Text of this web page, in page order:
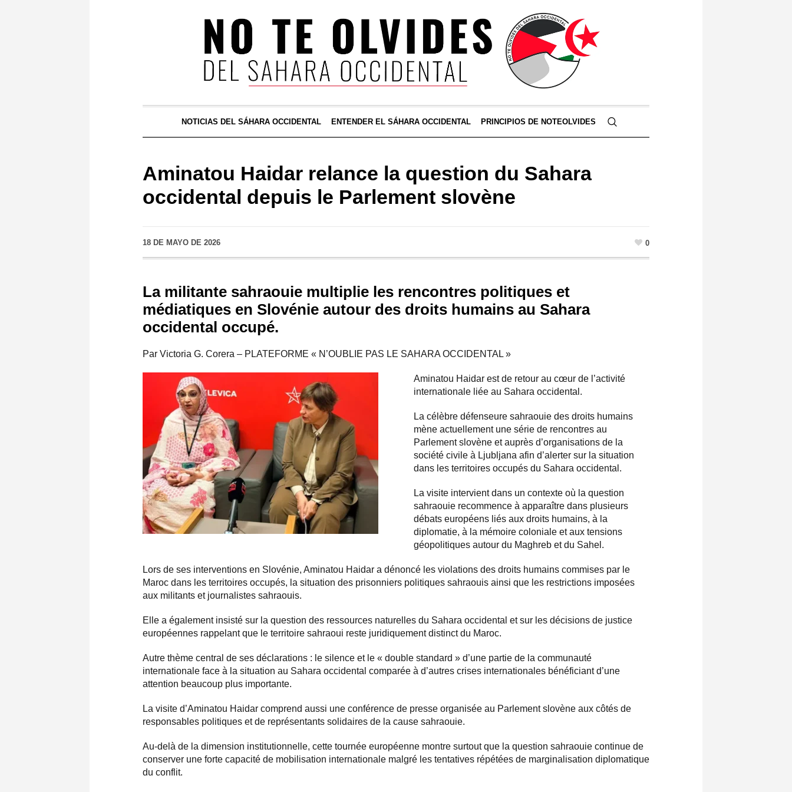
NOTICIAS DEL SÁHARA OCCIDENTAL ENTENDER EL SÁHARA OCCIDENTAL PRINCIPIOS DE NOTEOLVIDES
Aminatou Haidar relance la question du Sahara
occidental depuis le Parlement slovène
18 DE MAYO DE 2026 0
La militante sahraouie multiplie les rencontres politiques et
médiatiques en Slovénie autour des droits humains au Sahara
occidental occupé.
Par Victoria G. Corera – PLATEFORME « N’OUBLIE PAS LE SAHARA OCCIDENTAL »
Aminatou Haidar est de retour au cœur de l’activité
internationale liée au Sahara occidental.
La célèbre défenseure sahraouie des droits humains
mène actuellement une série de rencontres au
Parlement slovène et auprès d’organisations de la
société civile à Ljubljana afin d’alerter sur la situation
dans les territoires occupés du Sahara occidental.
La visite intervient dans un contexte où la question
sahraouie recommence à apparaître dans plusieurs
débats européens liés aux droits humains, à la
diplomatie, à la mémoire coloniale et aux tensions
géopolitiques autour du Maghreb et du Sahel.
Lors de ses interventions en Slovénie, Aminatou Haidar a dénoncé les violations des droits humains commises par le
Maroc dans les territoires occupés, la situation des prisonniers politiques sahraouis ainsi que les restrictions imposées
aux militants et journalistes sahraouis.
Elle a également insisté sur la question des ressources naturelles du Sahara occidental et sur les décisions de justice
européennes rappelant que le territoire sahraoui reste juridiquement distinct du Maroc.
Autre thème central de ses déclarations : le silence et le « double standard » d’une partie de la communauté
internationale face à la situation au Sahara occidental comparée à d’autres crises internationales bénéficiant d’une
attention beaucoup plus importante.
La visite d’Aminatou Haidar comprend aussi une conférence de presse organisée au Parlement slovène aux côtés de
responsables politiques et de représentants solidaires de la cause sahraouie.
Au-delà de la dimension institutionnelle, cette tournée européenne montre surtout que la question sahraouie continue de
conserver une forte capacité de mobilisation internationale malgré les tentatives répétées de marginalisation diplomatique
du conflit.